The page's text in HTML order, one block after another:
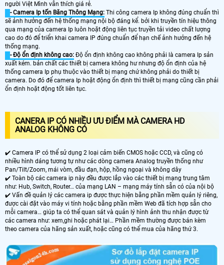
người Việt Mình vẫn thích giá rẻ.
- Camera Ip tốn Băng Thông Mạng: Thi công camera Ip không đúng chuẩn thì
sẽ ảnh hưởng đến hệ thống mạng nội bộ đáng kể. bởi khi truyền tín hiệu thông
qua mạng của camera Ip luôn hoặt động liên tục truyền tải video chất lượng
cao do đó để triển khai camera IP đúng chuẩn để hạn chế ảnh hưởng đến hệ
thống mạng.
- Độ ổn định không cao: Độ ổn định không cao không phải là camera Ip sản
xuất kém. bản chất các thiết bị camera không hư nhưng độ ổn định của hệ
thống camera Ip phụ thuộc vào thiết bị mạng chứ không phải do thiết bị
camera. Do đó để camera Ip hoặt động ổn định thì thiết bị mạng cũng cần phải
ổn định hoặt động tốt liên tục.
CANERA IP CÓ NHIỀU ƯU ĐIỂM MÀ CAMERA HD
ANALOG KHÔNG CÓ
✔️ Camera IP có thể sử dụng 2 loại cảm biến CMOS hoặc CCD, và cũng có
nhiều hình dáng tương tự như các dòng camera Analog truyền thống như
Pan/Tilt/Zoom, mái vòm, đầu đạn, hộp, hồng ngoại và không dây
✔️ Toàn bộ các camera ip này đều được lắp vào các thiết bị mạng trung tâm
như: Hub, Switch, Router… của mạng LAN – mạng máy tính sẵn có của nội bộ
✔️ Vấn đề quản lý các camera ip được thực hiện bằng phần mềm quản lý riêng,
được cài đặt vào máy vi tính hoặc bằng phần mềm Web đã tích hợp sẵn cho
mỗi camera… giúp ta có thể quan sát và quản lý hình ảnh thu nhận được từ
các camera như: xem,ghi hoặc phát lại… Phần mềm thường được bán kèm
theo camera của hãng sản xuất, hoặc cũng có thể mua của hãng thứ 3.